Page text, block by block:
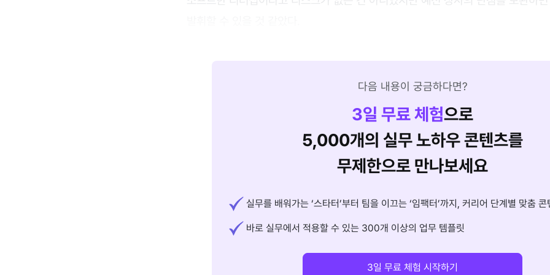
다음 내용이 궁금하다면?
3일 무료 체험으로
5,000개의 실무 노하우 콘텐츠를
무제한으로 만나보세요
실무를 배워가는 ‘스타터’부터 팀을 이끄는 ‘임팩터’까지, 커리어 단계별 맞춤 콘
바로 실무에서 적용할 수 있는 300개 이상의 업무 템플릿
3일 무료 체험 시작하기